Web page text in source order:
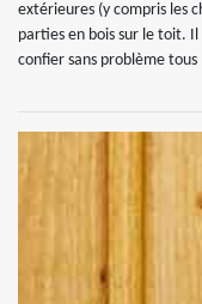
extérieures (y compris les
parties en bois sur le toit.
confier sans problème